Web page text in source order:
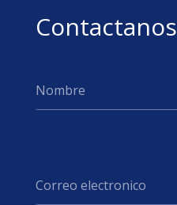
Contactanos